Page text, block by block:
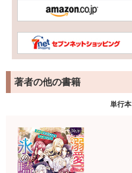
著者の他の書籍
単行本